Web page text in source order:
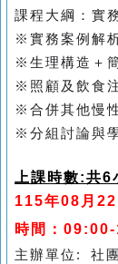
課程大綱：實
※實務案例解
※生理構造＋
※照顧及飲食
※合併其他慢
※分組討論與
上課時數:共6
115年08 月 22
時間：
主辦單位: 社